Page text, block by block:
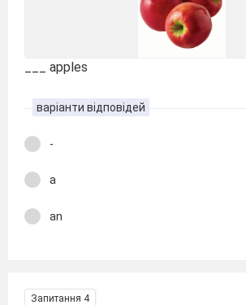
___ apples
варіанти відповідей
-
a
an
Запитання 4